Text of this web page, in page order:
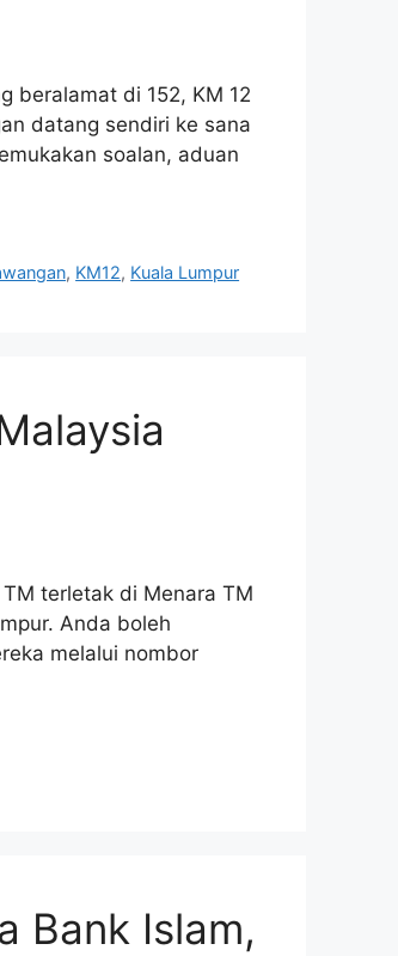
beralamat di 152, KM 12
datang sendiri ke sana
soalan, aduan
, KM12, Kuala Lumpur
terletak di Menara TM
Anda boleh
melalui nombor
Bank Islam,